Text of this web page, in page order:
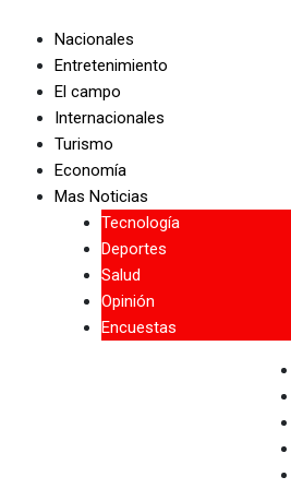
content
Nacionales
Entretenimiento
El campo
Internacionales
Turismo
Economía
Mas Noticias
Tecnología
Deportes
Salud
Opinión
Encuestas